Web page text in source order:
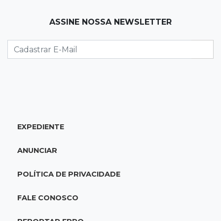
Carro atravessa avenida, destrói garagem e é
abandonado após acidente
Atletas de MS intensificam preparação para
motociclista que se filmava com celular
ASSINE NOSSA NEWSLETTER
EXPEDIENTE
ANUNCIAR
POLÍTICA DE PRIVACIDADE
FALE CONOSCO